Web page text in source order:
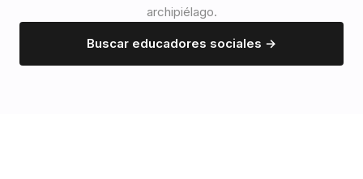
archipiélago.
Buscar educadores sociales →